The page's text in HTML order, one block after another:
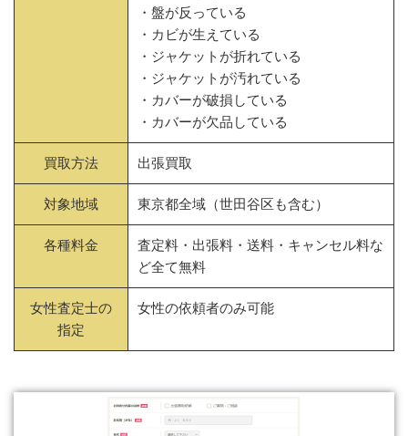
・盤が反っている
・カビが生えている
・ジャケットが折れている
・ジャケットが汚れている
・カバーが破損している
・カバーが欠品している
買取方法 出張買取
対象地域 東京都全域（世田谷区も含む）
各種料金
査定料・出張料・送料・キャンセル料な
ど全て無料
女性査定士の
指定
女性の依頼者のみ可能